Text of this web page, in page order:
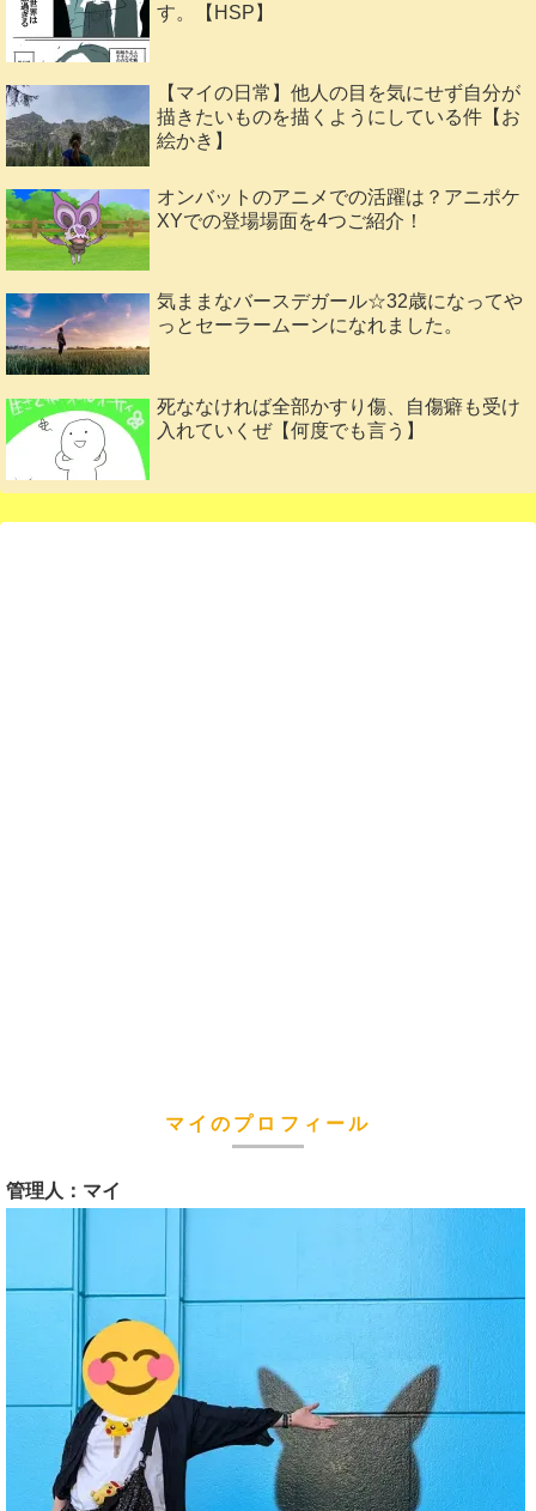
す。【HSP】
【マイの日常】他人の目を気にせず自分が
描きたいものを描くようにしている件【お
絵かき】
オンバットのアニメでの活躍は？アニポケ
XYでの登場場面を4つご紹介！
気ままなバースデガール☆32歳になってや
っとセーラームーンになれました。
死ななければ全部かすり傷、自傷癖も受け
入れていくぜ【何度でも言う】
マイのプロフィール
管理人：マイ